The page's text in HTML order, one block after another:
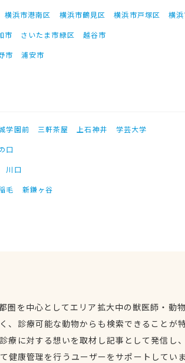
横浜市港南区 横浜市鶴見区 横浜市戸塚区
横
市 さいたま市緑区
越谷市
市 浦安市
学園前 三軒茶屋 上石神井
学芸大学
口
川口
毛 新鎌ヶ谷
圏を中心としてエリア拡大中の獣医師・動
、診療可能な動物からも検索できることが
療に対する想いを取材し記事として発信し
健康管理を行うユーザーをサポートしてい